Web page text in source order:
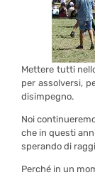
Mettere tutti
per assolversi,
disimpegno.
Noi
che in questi
sperando di
Perché in un